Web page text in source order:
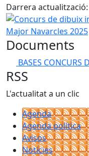
Darrera
Concurs de dibuix
Documents
BASES CONCURS
RSS
L'actualitat a un clic
Agenda
Agenda política
Avisos
Notícies